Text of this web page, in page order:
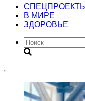
СПЕЦПРОЕКТЫ
В МИРЕ
ЗДОРОВЬЕ